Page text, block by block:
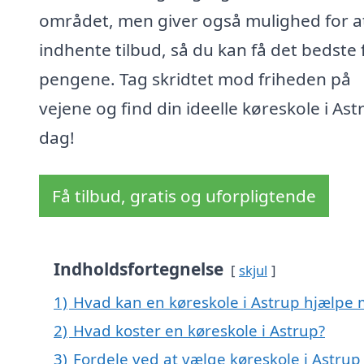
området, men giver også mulighed for
indhente tilbud, så du kan få det bedste
pengene. Tag skridtet mod friheden på
vejene og find din ideelle køreskole i
dag!
Få tilbud, gratis og uforpligtende
Indholdsfortegnelse skjul
1) Hvad kan en køreskole i Astrup hjælpe
2) Hvad koster en køreskole i Astrup?
3) Fordele ved at vælge køreskole i Astrup